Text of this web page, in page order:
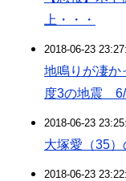
上・・・
2018-06-23
地鳴りが凄
度3の地震
2018-06-23
大塚愛（35
2018-06-23